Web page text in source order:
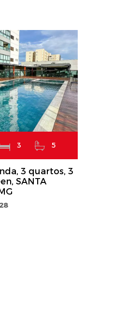
3 5
3 quartos, 3
SANTA